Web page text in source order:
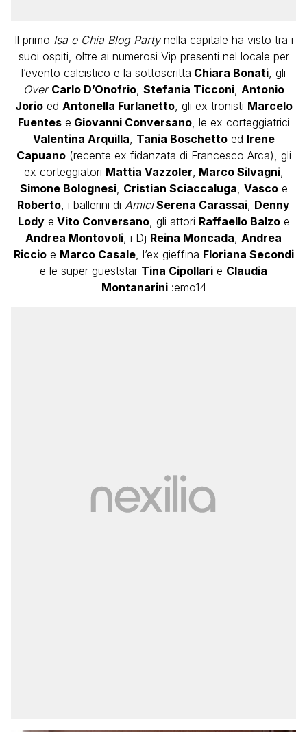
Il primo Isa e Chia Blog Partynella capitale ha visto tra i
suoi ospiti, oltre ai numerosi Vip presenti nel locale per
l’evento calcistico e la sottoscritta Chiara Bonati , gli
Over Carlo D’Onofrio, Stefania Ticconi, Antonio
Jorioed Antonella Furlanetto, gli ex tronisti Marcelo
Fuentese Giovanni Conversano, le ex corteggiatrici
Valentina Arquilla Tania Boschettoed Irene
Capuano(recente ex fidanzata di Francesco Arca), gli
ex corteggiatori Mattia Vazzoler Marco Silvagni,
Simone Bolognesi, Cristian Sciaccaluga Vascoe
Roberto , i ballerini di Amici Serena Carassai Denny
Lodye Vito Conversano, gli attori Raffaello Balzoe
Andrea Montovoli , i Dj Reina Moncada Andrea
Riccioe Marco Casale, l’ex gieffina Floriana Secondi
e le super gueststar Tina Cipollari e Claudia
Montanarini:emo14